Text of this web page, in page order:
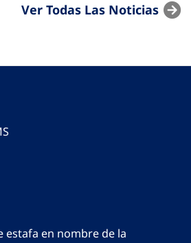
Ver Todas Las Noticias
estafa en nombre de la